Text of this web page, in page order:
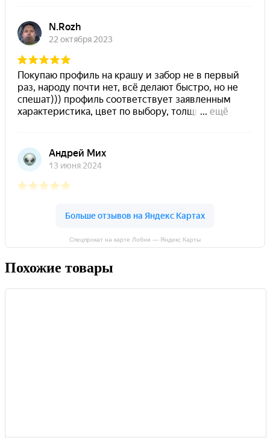
Спецпрокат на карте Лобни — Яндекс Карты
Похожие товары